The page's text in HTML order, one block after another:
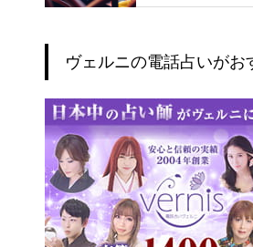
ヴェルニの電話占いがお